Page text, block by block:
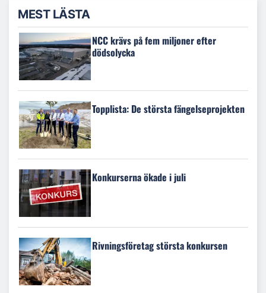
MEST LÄSTA
NCC krävs på fem miljoner efter
dödsolycka
Topplista: De största fängelseprojekten
Konkurserna ökade i juli
Rivningsföretag största konkursen